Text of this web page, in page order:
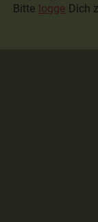
Bitte logge Dich